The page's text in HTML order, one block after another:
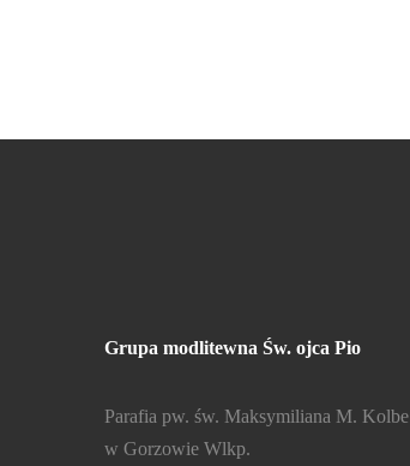
Grupa modlitewna Św. ojca Pio
Parafia pw. św. Maksymiliana M. Kolbe
w Gorzowie Wlkp.